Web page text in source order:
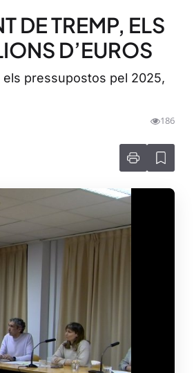
DE TREMP, ELS
D’EUROS
els pressupostos pel 2025,
186